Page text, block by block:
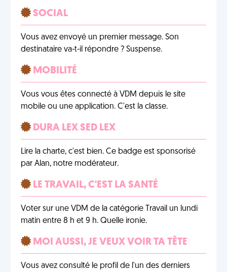
SOCIAL
Vous avez envoyé un premier message. Son
destinataire va-t-il répondre ? Suspense.
MOBILITÉ
Vous vous êtes connecté à VDM depuis le site
mobile ou une application. C'est la classe.
DURA LEX SED LEX
Lire la charte, c'est bien. Ce badge est sponsorisé
par Alan, notre modérateur.
LE TRAVAIL, C'EST LA SANTÉ
Voter sur une VDM de la catégorie Travail un lundi
matin entre 8 h et 9 h. Quelle ironie.
MOI AUSSI, JE VEUX VOIR TA TÊTE
Vous avez consulté le profil de l'un des derniers